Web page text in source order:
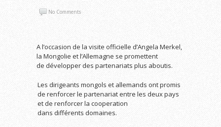
No Comments
A l’occasion de la visite officielle d’Angela Merkel,
la Mongolie et l’Allemagne se promettent
de développer des partenariats plus aboutis.
Les dirigeants mongols et allemands ont promis
de renforcer le partenariat entre les deux pays
et de renforcer la cooperation
dans différents domaines.